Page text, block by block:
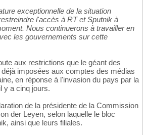
exceptionnelle de la situation
l'accès à RT et Sputnik à
Nous continuerons à travailler en
les gouvernements sur cette
aux restrictions que le géant des
imposées aux comptes des médias
en réponse à l'invasion du pays par la
y a cinq jours.
de la présidente de la Commission
der Leyen, selon laquelle le bloc
ainsi que leurs filiales.